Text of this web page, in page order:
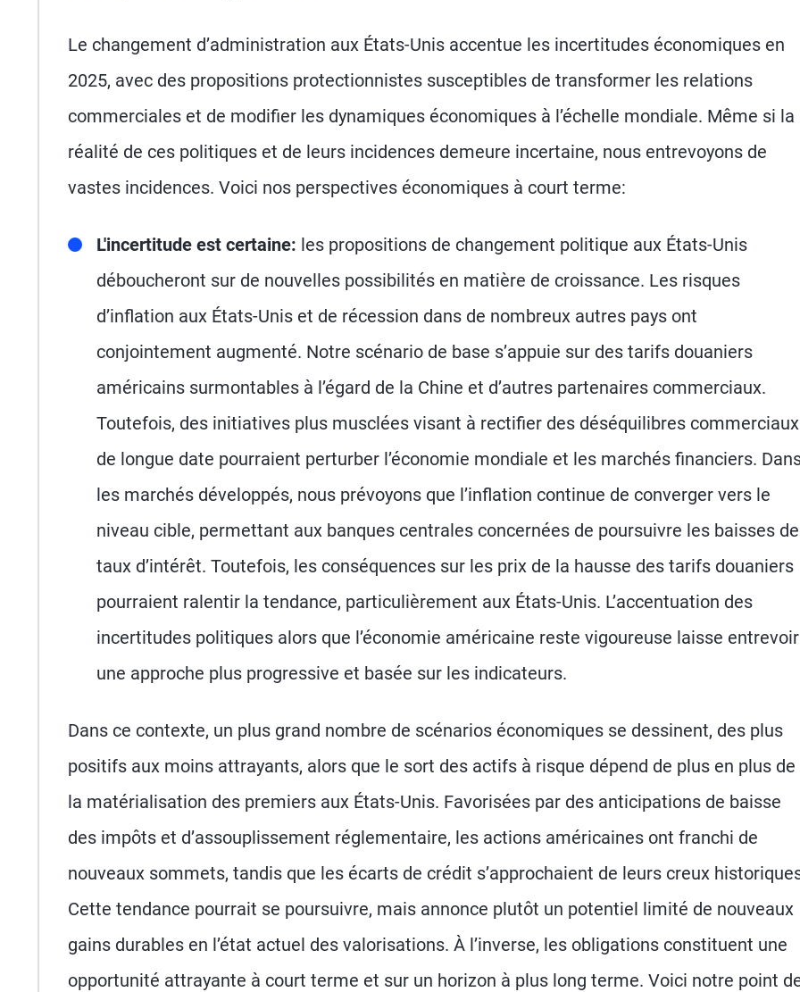
Le changement d’administration aux États-Unis accentue les incertitudes économiques en
2025, avec des propositions protectionnistes susceptibles de transformer les relations
commerciales et de modifier les dynamiques économiques à l’échelle mondiale. Même si la
réalité de ces politiques et de leurs incidences demeure incertaine, nous entrevoyons de
vastes incidences. Voici nos perspectives économiques à court terme:
L'incertitude est certaine: les propositions de changement politique aux États-Unis
déboucheront sur de nouvelles possibilités en matière de croissance. Les risques
d’inflation aux États-Unis et de récession dans de nombreux autres pays ont
conjointement augmenté. Notre scénario de base s’appuie sur des tarifs douaniers
américains surmontables à l’égard de la Chine et d’autres partenaires commerciaux.
Toutefois, des initiatives plus musclées visant à rectifier des déséquilibres commerciaux
de longue date pourraient perturber l’économie mondiale et les marchés financiers.
les marchés développés, nous prévoyons que l’inflation continue de converger vers le
niveau cible, permettant aux banques centrales concernées de poursuivre les baisses de
taux d’intérêt. Toutefois, les conséquences sur les prix de la hausse des tarifs douaniers
pourraient ralentir la tendance, particulièrement aux États-Unis. L’accentuation des
incertitudes politiques alors que l’économie américaine reste vigoureuse laisse entrevoir
une approche plus progressive et basée sur les indicateurs.
Dans ce contexte, un plus grand nombre de scénarios économiques se dessinent, des plus
positifs aux moins attrayants, alors que le sort des actifs à risque dépend de plus en plus de
la matérialisation des premiers aux États-Unis. Favorisées par des anticipations de baisse
des impôts et d’assouplissement réglementaire, les actions américaines ont franchi de
nouveaux sommets, tandis que les écarts de crédit s’approchaient de leurs creux
Cette tendance pourrait se poursuivre, mais annonce plutôt un potentiel limité de nouveaux
gains durables en l’état actuel des valorisations. À l’inverse, les obligations constituent une
opportunité attrayante à court terme et sur un horizon à plus long terme. Voici notre point